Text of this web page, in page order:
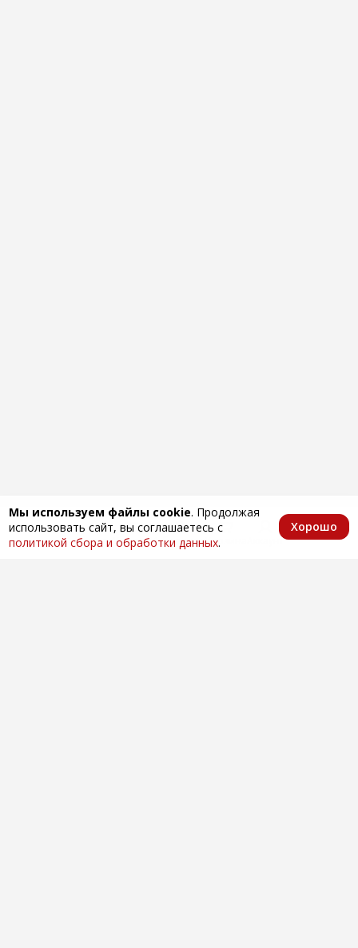
Мы используем файлы cookie. Продолжая
использовать сайт, вы соглашаетесь с
политикой сбора и обработки данных.
Хорошо
Главная КаталогИзбранноеКорзина Аккаунт